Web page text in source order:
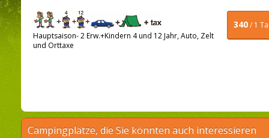
340/ 1
Hauptsaison- 2 Erw.+Kindern 4 und 12 Jahr, Auto, Zelt
und Orttaxe
Campingplätze, die Sie könnten auch interessieren